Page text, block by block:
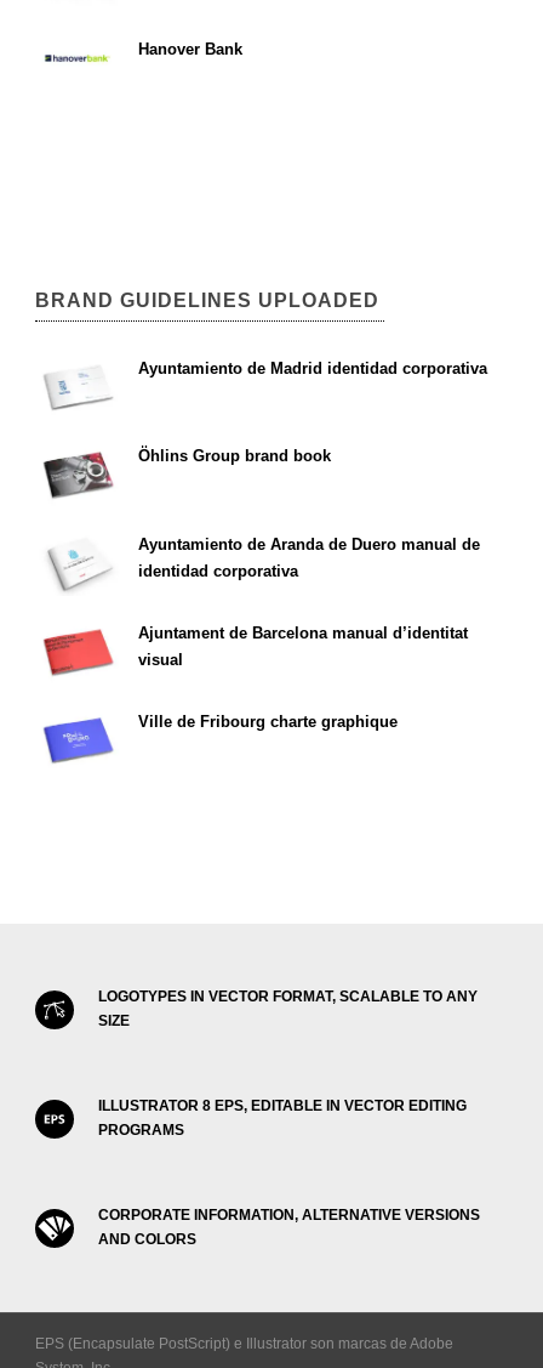
Hanover Bank
BRAND GUIDELINES UPLOADED
Ayuntamiento de Madrid identidad corporativa
Öhlins Group brand book
Ayuntamiento de Aranda de Duero manual de
identidad corporativa
Ajuntament de Barcelona manual d’identitat
visual
Ville de Fribourg charte graphique
LOGOTYPES IN VECTOR FORMAT, SCALABLE TO ANY
SIZE
ILLUSTRATOR 8 EPS, EDITABLE IN VECTOR EDITING
PROGRAMS
CORPORATE INFORMATION, ALTERNATIVE VERSIONS
AND COLORS
EPS (Encapsulate PostScript) e Illustrator son marcas de Adobe